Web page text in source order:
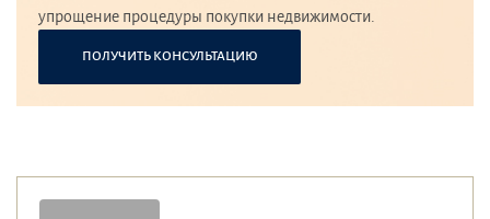
упрощение процедуры покупки недвижимости.
ПОЛУЧИТЬ КОНСУЛЬТАЦИЮ